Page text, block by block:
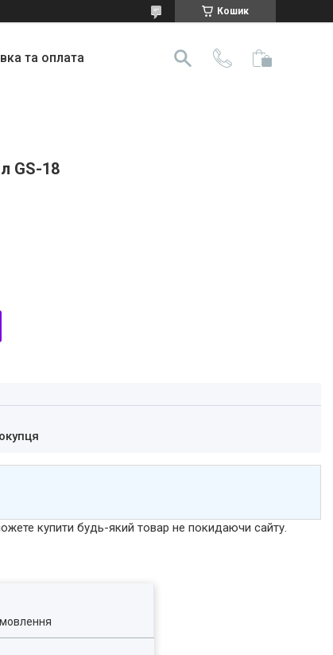
Кошик
та оплата
GS-18
купити будь-який товар не покидаючи сайту.